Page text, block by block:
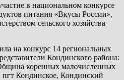
в национальном конкурсе
питания «Вкусы России»,
сельского хозяйства
на конкурс 14 региональных
Кондинского района:
коренных малочисленных
Кондинское, Кондинский